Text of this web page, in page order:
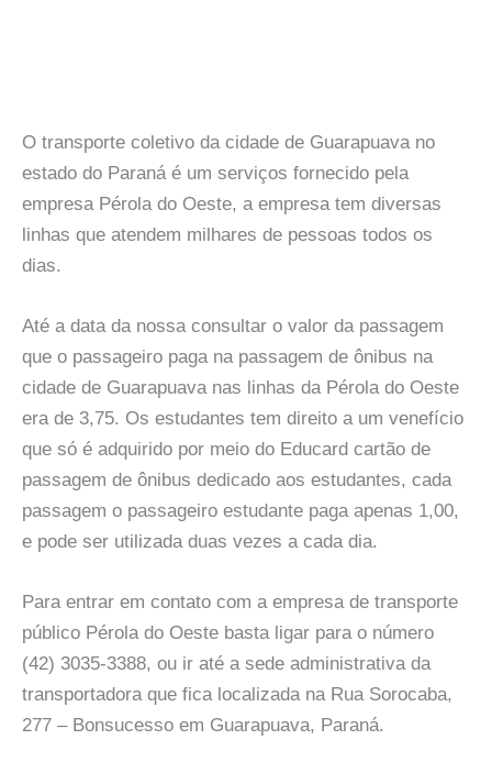
O transporte coletivo da cidade de Guarapuava no
estado do Paraná é um serviços fornecido pela
empresa Pérola do Oeste, a empresa tem diversas
linhas que atendem milhares de pessoas todos os
dias.
Até a data da nossa consultar o valor da passagem
que o passageiro paga na passagem de ônibus na
cidade de Guarapuava nas linhas da Pérola do Oeste
era de 3,75. Os estudantes tem direito a um venefício
que só é adquirido por meio do Educard cartão de
passagem de ônibus dedicado aos estudantes, cada
passagem o passageiro estudante paga apenas 1,00,
e pode ser utilizada duas vezes a cada dia.
Para entrar em contato com a empresa de transporte
público Pérola do Oeste basta ligar para o número
(42) 3035-3388, ou ir até a sede administrativa da
transportadora que fica localizada na Rua Sorocaba,
277 – Bonsucesso em Guarapuava, Paraná.